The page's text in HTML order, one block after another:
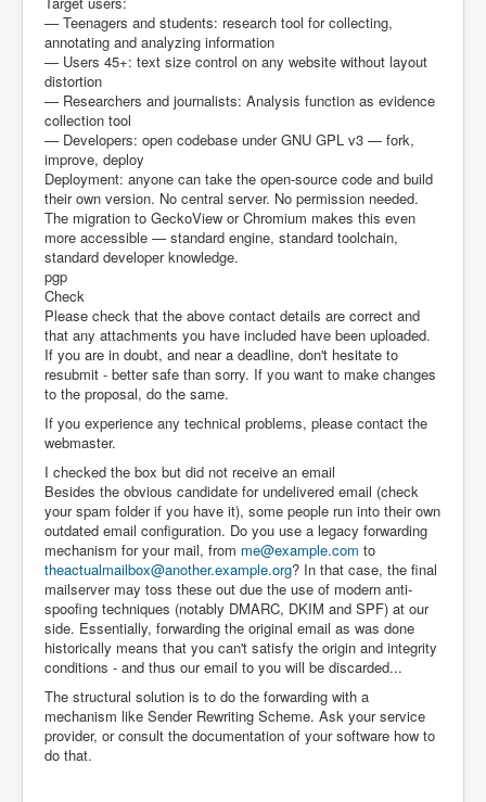
— Teenagers and students: research tool for collecting,
annotating and analyzing information
— Users 45+: text size control on any website without layout
distortion
— Researchers and journalists: Analysis function as evidence
collection tool
— Developers: open codebase under GNU GPL v3 — fork,
improve, deploy
Deployment: anyone can take the open-source code and build
their own version. No central server. No permission needed.
The migration to GeckoView or Chromium makes this even
more accessible — standard engine, standard toolchain,
standard developer knowledge.
pgp
Check
Please check that the above contact details are correct and
that any attachments you have included have been uploaded.
If you are in doubt, and near a deadline, don't hesitate to
resubmit - better safe than sorry. If you want to make changes
to the proposal, do the same.
If you experience any technical problems, please contact the
webmaster.
I checked the box but did not receive an email
Besides the obvious candidate for undelivered email (check
your spam folder if you have it), some people run into their own
outdated email configuration. Do you use a legacy forwarding
mechanism for your mail, from me@example.com to
theactualmailbox@another.example.org? In that case, the final
mailserver may toss these out due the use of modern anti-
spoofing techniques (notably DMARC, DKIM and SPF) at our
side. Essentially, forwarding the original email as was done
historically means that you can't satisfy the origin and integrity
conditions - and thus our email to you will be discarded...
The structural solution is to do the forwarding with a
mechanism like Sender Rewriting Scheme. Ask your service
provider, or consult the documentation of your software how to
do that.